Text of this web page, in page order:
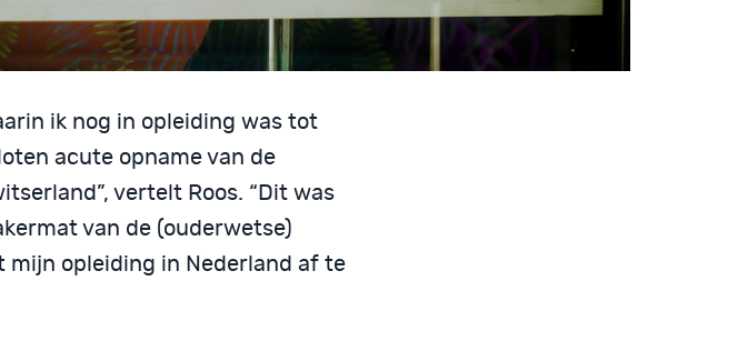
ik nog in opleiding was tot
acute opname van de
vertelt Roos. “Dit was
van de (ouderwetse)
mijn opleiding in Nederland af te